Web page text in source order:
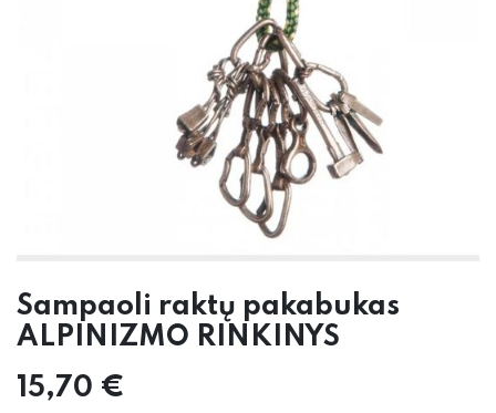
Sampaoli raktų pakabukas
ALPINIZMO RINKINYS
15,70 €